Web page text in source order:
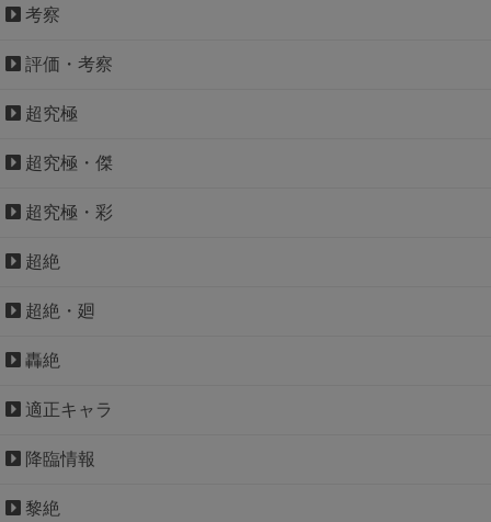
考察
評価・考察
超究極
超究極・傑
超究極・彩
超絶
超絶・廻
轟絶
適正キャラ
降臨情報
黎絶